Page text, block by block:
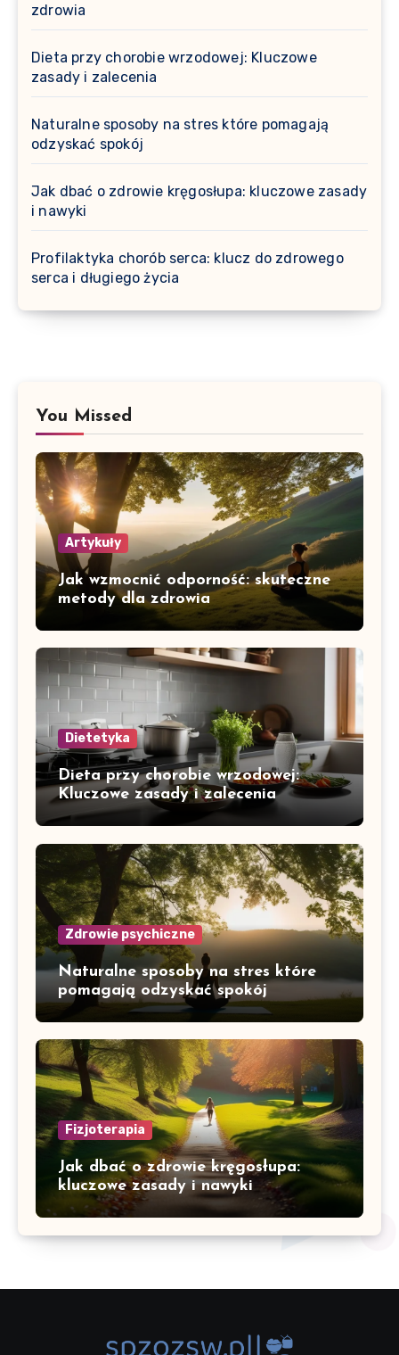
zdrowia
Dieta przy chorobie wrzodowej: Kluczowe
zasady i zalecenia
Naturalne sposoby na stres które pomagają
odzyskać spokój
Jak dbać o zdrowie kręgosłupa: kluczowe zasady
i nawyki
Profilaktyka chorób serca: klucz do zdrowego
serca i długiego życia
You Missed
Artykuły
Jak wzmocnić odporność: skuteczne
metody dla zdrowia
Dietetyka
Dieta przy chorobie wrzodowej:
Kluczowe zasady i zalecenia
Zdrowie psychiczne
Naturalne sposoby na stres które
pomagają odzyskać spokój
Fizjoterapia
Jak dbać o zdrowie kręgosłupa:
kluczowe zasady i nawyki